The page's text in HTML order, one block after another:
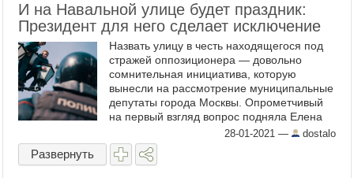
И на Навальной улице будет праздник:
Президент для него сделает исключение
Назвать улицу в честь находящегося под
стражей оппозиционера — довольно
сомнительная инициатива, которую
вынесли на рассмотрение муниципальные
депутаты города Москвы. Опрометчивый
на первый взгляд вопрос подняла Елена
Гильц, депутат от КПРФ, в ходе заседания
совета депутатов МО ...
28-01-2021 — dostalo
Развернуть